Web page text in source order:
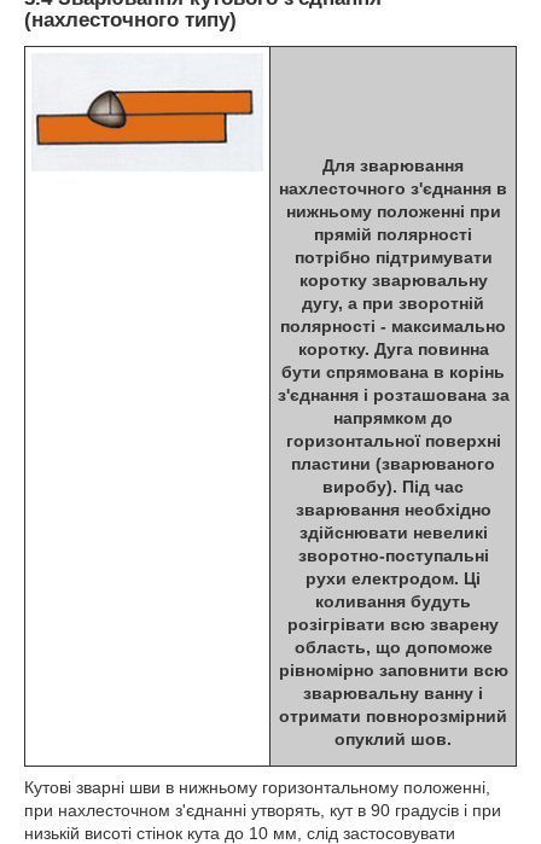
(нахлесточного типу)
Для зварювання
нахлесточного з'єднання в
нижньому положенні при
прямій полярності
потрібно підтримувати
коротку зварювальну
дугу, а при зворотній
полярності - максимально
коротку. Дуга повинна
бути спрямована в корінь
з'єднання і розташована за
напрямком до
горизонтальної поверхні
пластини (зварюваного
виробу). Під час
зварювання необхідно
здійснювати невеликі
зворотно-поступальні
рухи електродом. Ці
коливання будуть
розігрівати всю зварену
область, що допоможе
рівномірно заповнити всю
зварювальну ванну і
отримати повнорозмірний
опуклий шов.
Кутові зварні шви в нижньому горизонтальному положенні,
при нахлесточном з'єднанні утворять, кут в 90 градусів і при
низькій висоті стінок кута до 10 мм, слід застосовувати